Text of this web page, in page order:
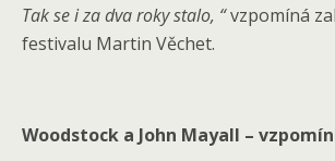
Tak se i za dva roky stalo, “vzpomíná
festivalu Martin Věchet.
Woodstock a John Mayall –